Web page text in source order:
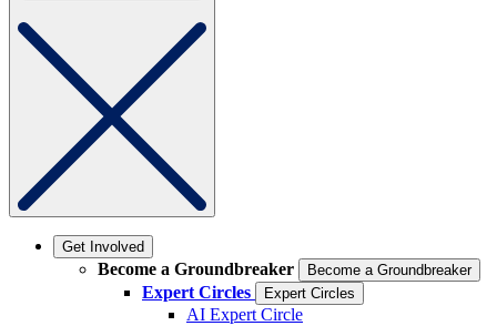
Get Involved
Become a Groundbreaker Become a Groundbreaker
Expert Circles Expert Circles
AI Expert Circle